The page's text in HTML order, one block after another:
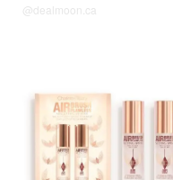
@dealmoon.ca